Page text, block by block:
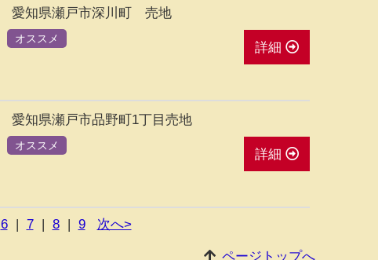
愛知県瀬戸市深川町 売地
オススメ
詳細
愛知県瀬戸市品野町1丁目売地
オススメ
詳細
6 | 7 | 8 | 9 次へ>
ページトップへ